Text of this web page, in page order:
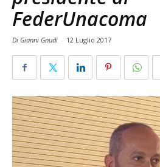
FederUnacoma
Di Gianni Gnudi - 12 Luglio 2017